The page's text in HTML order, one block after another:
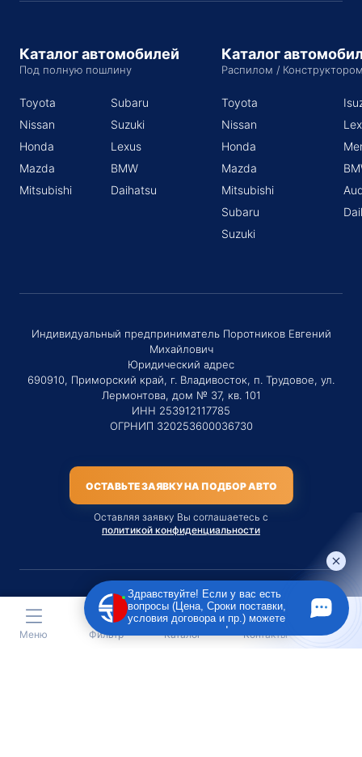
Каталог автомобилей
Под полную пошлину
Toyota
Nissan
Honda
Mazda
Mitsubishi
Subaru
Suzuki
Lexus
BMW
Daihatsu
Каталог
Распилом /
Toyota
Nissan
Honda
Mazda
Mitsubishi
Subaru
Suzuki
Индивидуальный предприниматель Поротников Евгений
Михайлович
Юридический адрес
690910, Приморский край, г. Владивосток, п. Трудовое, ул.
Лермонтова, дом № 37, кв. 101
ИНН 253912117785
ОГРНИП 320253600036730
ОСТАВЬТЕ ЗАЯВКУ НА ПОДБОР АВТО
Оставляя заявку Вы соглашаетесь с
политикой конфиденциальности
Материалы данного сайта являются публичной офертой
только на услугу сопровождения Агентом приобретения
транспортного средства Клиентом.
Меню Фильтр Каталог Контакты
Здравствуйте! Если у вас есть
вопросы (Цена, Сроки поставки,
условия договора и пр.) можете
задать их мне в чат!